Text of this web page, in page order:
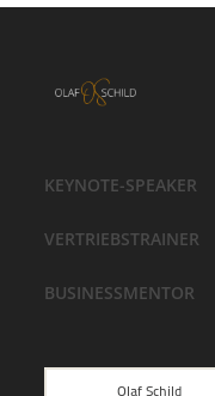
KEYNOTE-SPEAKER
VERTRIEBSTRAINER
BUSINESSMENTOR